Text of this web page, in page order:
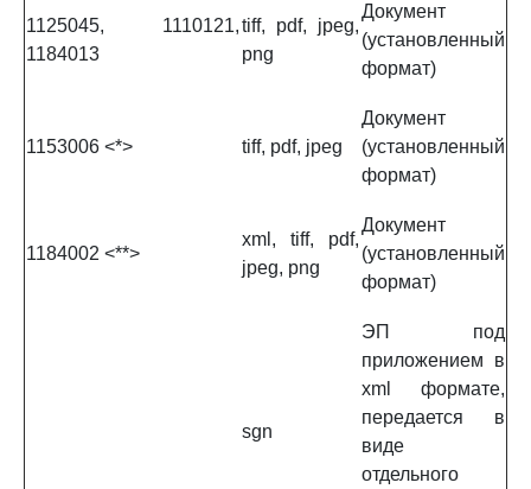
1125045, 1110121,
1184013
tiff, pdf, jpeg,
png
Документ
(установленный
формат)
1153006 <*> tiff, pdf, jpeg
Документ
(установленный
формат)
1184002 <**>
xml, tiff, pdf,
jpeg, png
Документ
(установленный
формат)
sgn
ЭП под
приложением в
xml формате,
передается в
виде
отдельного